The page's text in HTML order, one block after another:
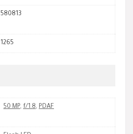
580813
1265
50 MP, f/1.8, PDAF